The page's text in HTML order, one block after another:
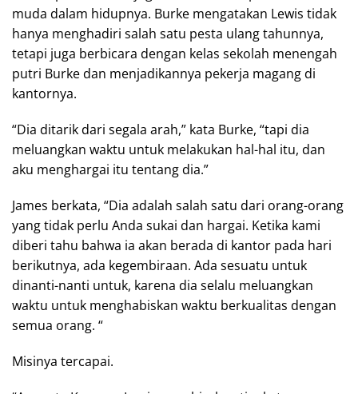
muda dalam hidupnya. Burke mengatakan Lewis tidak
hanya menghadiri salah satu pesta ulang tahunnya,
tetapi juga berbicara dengan kelas sekolah menengah
putri Burke dan menjadikannya pekerja magang di
kantornya.
“Dia ditarik dari segala arah,” kata Burke, “tapi dia
meluangkan waktu untuk melakukan hal-hal itu, dan
aku menghargai itu tentang dia.”
James berkata, “Dia adalah salah satu dari orang-orang
yang tidak perlu Anda sukai dan hargai. Ketika kami
diberi tahu bahwa ia akan berada di kantor pada hari
berikutnya, ada kegembiraan. Ada sesuatu untuk
dinanti-nanti untuk, karena dia selalu meluangkan
waktu untuk menghabiskan waktu berkualitas dengan
semua orang. “
Misinya tercapai.